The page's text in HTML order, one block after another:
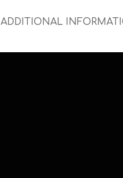
ADDITIONAL